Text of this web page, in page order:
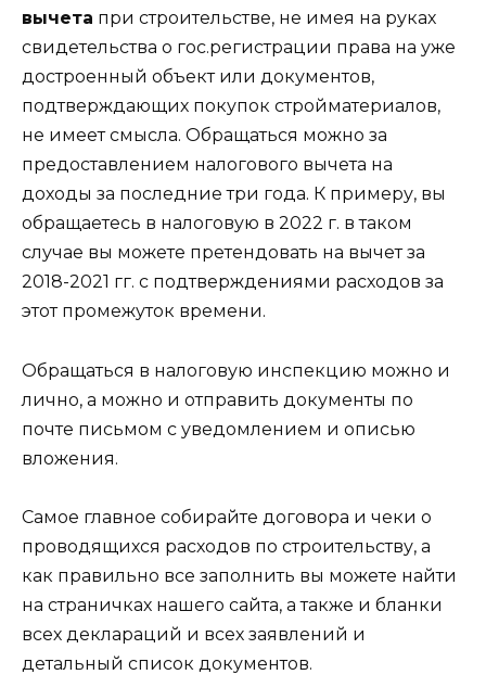
вычета при строительстве, не имея на руках
свидетельства о гос.регистрации права на уже
достроенный объект или документов,
подтверждающих покупок стройматериалов,
не имеет смысла. Обращаться можно за
предоставлением налогового вычета на
доходы за последние три года. К примеру, вы
обращаетесь в налоговую в 2022 г. в таком
случае вы можете претендовать на вычет за
2018-2021 гг. с подтверждениями расходов за
этот промежуток времени.
Обращаться в налоговую инспекцию можно и
лично, а можно и отправить документы по
почте письмом с уведомлением и описью
вложения.
Самое главное собирайте договора и чеки о
проводящихся расходов по строительству, а
как правильно все заполнить вы можете найти
на страничках нашего сайта, а также и бланки
всех деклараций и всех заявлений и
детальный список документов.